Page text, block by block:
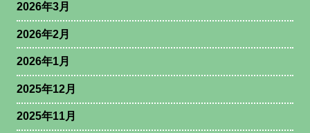
2026年3月
2026年2月
2026年1月
2025年12月
2025年11月